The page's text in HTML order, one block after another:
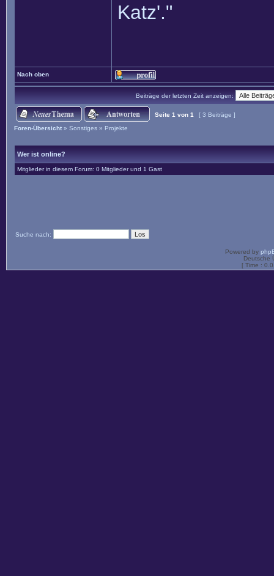
Katz'."
Nach oben
Beiträge der letzten Zeit anzeigen:
Seite 1 von 1
[ 3 Beiträge ]
Foren-Übersicht » Sonstiges » Projekte
Wer ist online?
Mitglieder in diesem Forum: 0 Mitglieder und 1 Gast
Suche nach:
Powered by
Deutsche
[ Time :